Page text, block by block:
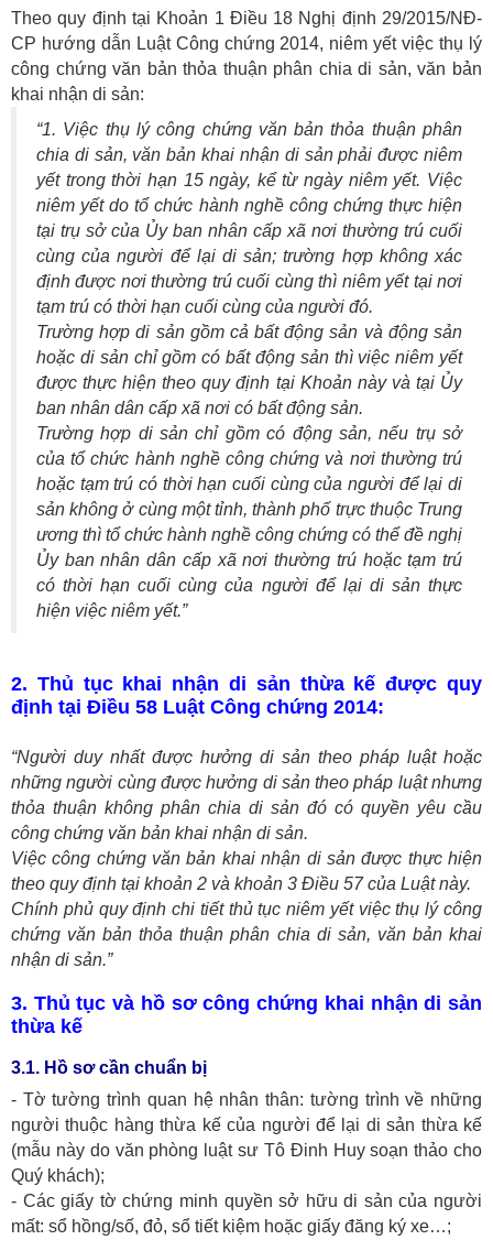
Theo quy định tại Khoản 1 Điều 18 Nghị định 29/2015/NĐ-
CP hướng dẫn Luật Công chứng 2014, niêm yết việc thụ lý
công chứng văn bản thỏa thuận phân chia di sản, văn bản
khai nhận di sản:
“1. Việc thụ lý công chứng văn bản thỏa thuận phân
chia di sản, văn bản khai nhận di sản phải được niêm
yết trong thời hạn 15 ngày, kể từ ngày niêm yết. Việc
niêm yết do tổ chức hành nghề công chứng thực hiện
tại trụ sở của Ủy ban nhân cấp xã nơi thường trú cuối
cùng của người để lại di sản; trường hợp không xác
định được nơi thường trú cuối cùng thì niêm yết tại nơi
tạm trú có thời hạn cuối cùng của người đó.
Trường hợp di sản gồm cả bất động sản và động sản
hoặc di sản chỉ gồm có bất động sản thì việc niêm yết
được thực hiện theo quy định tại Khoản này và tại Ủy
ban nhân dân cấp xã nơi có bất động sản.
Trường hợp di sản chỉ gồm có động sản, nếu trụ sở
của tổ chức hành nghề công chứng và nơi thường trú
hoặc tạm trú có thời hạn cuối cùng của người để lại di
sản không ở cùng một tỉnh, thành phố trực thuộc Trung
ương thì tổ chức hành nghề công chứng có thể đề nghị
Ủy ban nhân dân cấp xã nơi thường trú hoặc tạm trú
có thời hạn cuối cùng của người để lại di sản thực
hiện việc niêm yết.”
2. Thủ tục khai nhận di sản thừa kế được quy
định tại Điều 58 Luật Công chứng 2014:
“Người duy nhất được hưởng di sản theo pháp luật hoặc
những người cùng được hưởng di sản theo pháp luật nhưng
thỏa thuận không phân chia di sản đó có quyền yêu cầu
công chứng văn bản khai nhận di sản.
Việc công chứng văn bản khai nhận di sản được thực hiện
theo quy định tại khoản 2 và khoản 3 Điều 57 của Luật này.
Chính phủ quy định chi tiết thủ tục niêm yết việc thụ lý công
chứng văn bản thỏa thuận phân chia di sản, văn bản khai
nhận di sản.”
3. Thủ tục và hồ sơ công chứng khai nhận di sản
thừa kế
3.1. Hồ sơ cần chuẩn bị
- Tờ tường trình quan hệ nhân thân: tường trình về những
người thuộc hàng thừa kế của người để lại di sản thừa kế
(mẫu này do văn phòng luật sư Tô Đinh Huy soạn thảo cho
Quý khách);
- Các giấy tờ chứng minh quyền sở hữu di sản của người
mất: sổ hồng/số, đỏ, sổ tiết kiệm hoặc giấy đăng ký xe…;